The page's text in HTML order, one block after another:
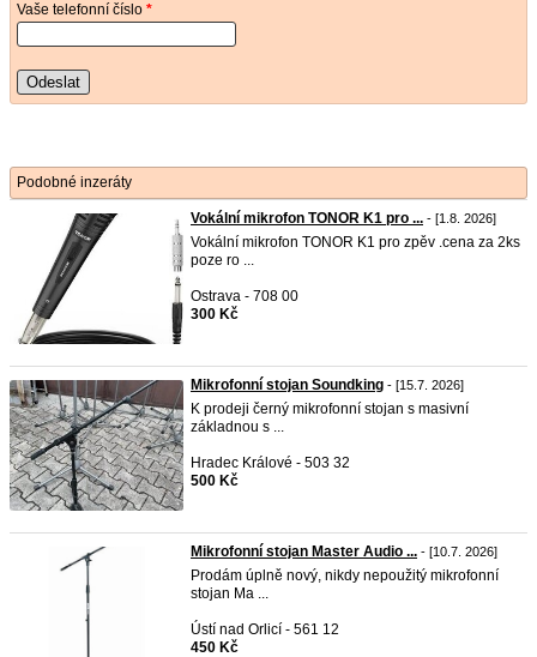
Vaše telefonní číslo *
Odeslat
Podobné inzeráty
Vokální mikrofon TONOR K1 pro ... - [1.8. 2026]
Vokální mikrofon TONOR K1 pro zpěv .cena za 2ks
poze ro ...
Ostrava - 708 00
300 Kč
Mikrofonní stojan Soundking - [15.7. 2026]
K prodeji černý mikrofonní stojan s masivní
základnou s ...
Hradec Králové - 503 32
500 Kč
Mikrofonní stojan Master Audio ... - [10.7. 2026]
Prodám úplně nový, nikdy nepoužitý mikrofonní
stojan Ma ...
Ústí nad Orlicí - 561 12
450 Kč